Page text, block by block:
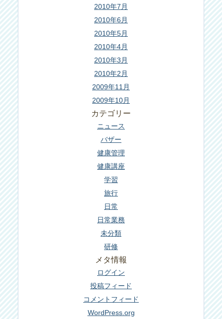
2010年7月
2010年6月
2010年5月
2010年4月
2010年3月
2010年2月
2009年11月
2009年10月
カテゴリー
ニュース
バザー
健康管理
健康講座
学習
旅行
日常
日常業務
未分類
研修
メタ情報
ログイン
投稿フィード
コメントフィード
WordPress.org